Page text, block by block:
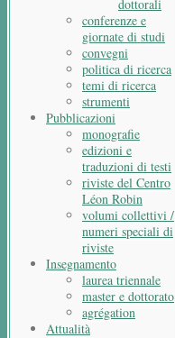
dottorali
conferenze e
giornate di studi
convegni
politica di ricerca
temi di ricerca
strumenti
Pubblicazioni
monografie
edizioni e
traduzioni di testi
riviste del Centro
Léon Robin
volumi collettivi /
numeri speciali di
riviste
Insegnamento
laurea triennale
master e dottorato
agrégation
Attualità